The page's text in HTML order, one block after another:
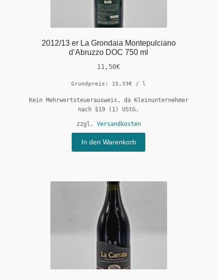
2012/13 er La Grondaia Montepulciano
d’Abruzzo DOC 750 ml
11,50€
Grundpreis: 15,33€ / l
Kein Mehrwertsteuerausweis, da Kleinunternehmer
nach §19 (1) UStG.
zzgl. Versandkosten
In den Warenkorb